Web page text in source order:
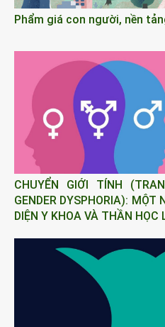
Phẩm giá con người, nền
CHUYỂN GIỚI TÍNH
GENDER DYSPHORIA):
DIỆN Y KHOA VÀ THẦN HỌC